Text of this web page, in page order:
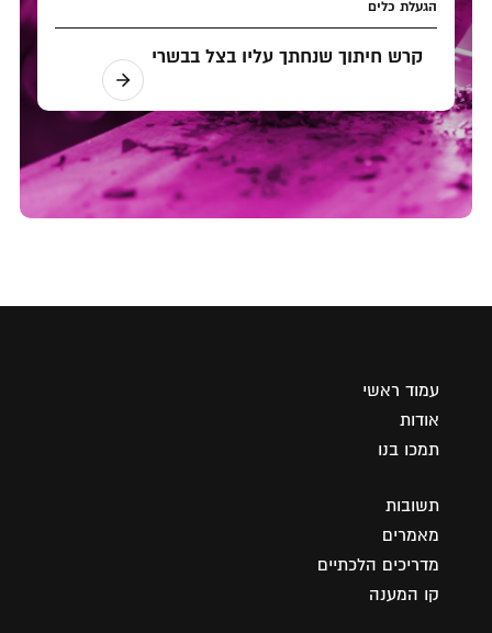
הגעלת כלים
קרש חיתוך שנחתך עליו בצל בבשרי
עמוד ראשי
אודות
תמכו בנו
תשובות
מאמרים
מדריכים הלכתיים
קו המענה